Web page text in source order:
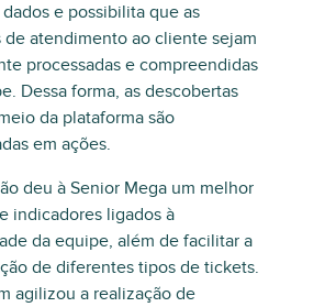
e possibilita que as
de atendimento ao cliente sejam
processadas e compreendidas
Dessa forma, as descobertas
da plataforma são
em ações.
deu à Senior Mega um melhor
indicadores ligados à
da equipe, além de facilitar a
de diferentes tipos de tickets.
agilizou a realização de